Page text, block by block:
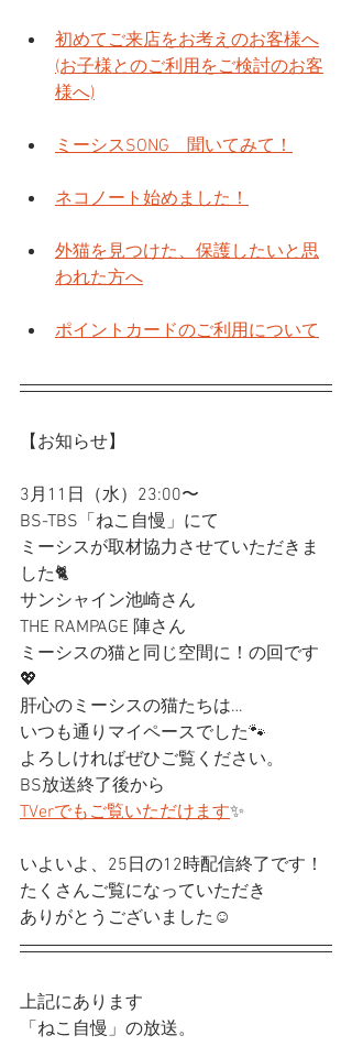
初めてご来店をお考えのお客様へ
(お子様とのご利用をご検討のお客
様へ)
ミーシスSONG　聞いてみて！
ネコノート始めました！
外猫を見つけた、保護したいと思
われた方へ
ポイントカードのご利用について
【お知らせ】
3月11日（水）23:00〜
BS-TBS「ねこ自慢」にて
ミーシスが取材協力させていただきま
した🐈
サンシャイン池崎さん
THE RAMPAGE 陣さん
ミーシスの猫と同じ空間に！の回です
💖
肝心のミーシスの猫たちは…
いつも通りマイペースでした🐾
よろしければぜひご覧ください。
BS放送終了後から
TVerでもご覧いただけます✨
いよいよ、25日の12時配信終了です！
たくさんご覧になっていただき
ありがとうございました☺️
上記にあります
「ねこ自慢」の放送。